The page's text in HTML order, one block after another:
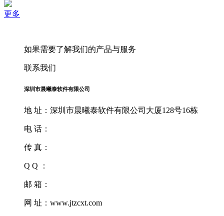
更多
如果需要了解我们的产品与服务
联系我们
深圳市晨曦泰软件有限公司
地 址：深圳市晨曦泰软件有限公司大厦128号16栋
电 话：
传 真：
Q Q ：
邮 箱：
网 址：www.jtzcxt.com